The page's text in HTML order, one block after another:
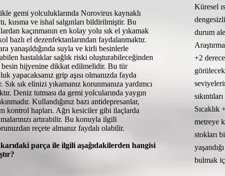
gemi yolculuklarında Norovirus kaynaklı
kusma ve ishal salgınları bildirilmiştir. Bu
kaçınmanın en kolay yolu sık el yıkamak
bazlı el dezenfektanlarından faydalanmaktır.
yanaşıldığında suyla ve kirli besinlerle
hastalıklar sağlık riski oluşturabileceğinden
besin hijyenine dikkat edilmelidir. Bu tür
yapacaksanız grip aşısı olmanızda fayda
Sık sık elinizi yıkamanız korunmanıza yardımcı
Deniz tutması da gemi yolcularında yaygın
Kullandığınız bazı antidepresanlar,
kontrol hapları. Ağrı kesiciler gibi ilaçlarda
artırabilir. Bu konuyla ilgili
reçete almanız faydalı olabilir.
parça ile ilgili aşağıdakilerden hangisi
Küresel
durum
+2
Sıcaklık
metreye
stokları
bulmak